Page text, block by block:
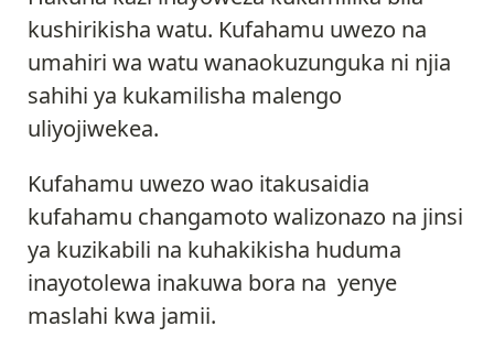
kushirikisha watu. Kufahamu uwezo na
umahiri wa watu wanaokuzunguka ni njia
sahihi ya kukamilisha malengo
uliyojiwekea.
Kufahamu uwezo wao itakusaidia
kufahamu changamoto walizonazo na jinsi
ya kuzikabili na kuhakikisha huduma
inayotolewa inakuwa bora na yenye
maslahi kwa jamii.